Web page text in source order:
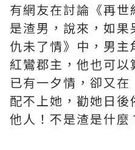
有網友在討論《再
是渣男，說來，如
仇未了情》中，男
紅鸞郡主，他也可
已有一夕情，卻又
配不上她，勸她日
他人！不是渣是什麼